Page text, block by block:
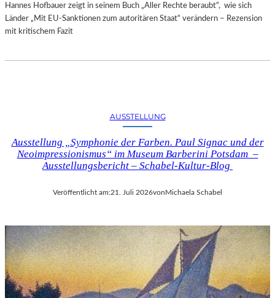
Hannes Hofbauer zeigt in seinem Buch „Aller Rechte beraubt“, wie sich
Länder „Mit EU-Sanktionen zum autoritären Staat“ verändern – Rezension
mit kritischem Fazit
AUSSTELLUNG
Ausstellung „Symphonie der Farben. Paul Signac und der
Neoimpressionismus“ im Museum Barberini Potsdam –
Ausstellungsbericht – Schabel-Kultur-Blog
Veröffentlicht am:21. Juli 2026vonMichaela Schabel